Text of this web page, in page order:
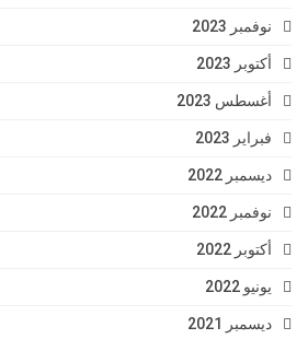
نوفمبر 2023
أكتوبر 2023
أغسطس 2023
فبراير 2023
ديسمبر 2022
نوفمبر 2022
أكتوبر 2022
يونيو 2022
ديسمبر 2021